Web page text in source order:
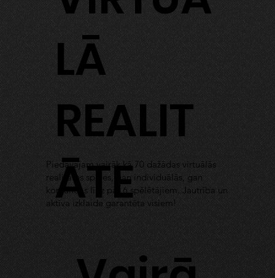
LĀ
REALIT
ĀTE
Piedāvājam vairāk kā 70 dažādas virtuālās
realitātes spēles, gan individuālās, gan
komandas līdz pat 6 spēlētājiem. Jautrība un
aktīva izklaide garantēta visiem!